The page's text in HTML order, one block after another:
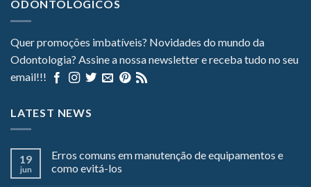
ODONTOLÓGICOS
Quer promoções imbatíveis? Novidades do mundo da
Odontologia? Assine a nossa newsletter e receba tudo no seu
email!!!
LATEST NEWS
19
jun
Erros comuns em manutenção de equipamentos e
como evitá-los